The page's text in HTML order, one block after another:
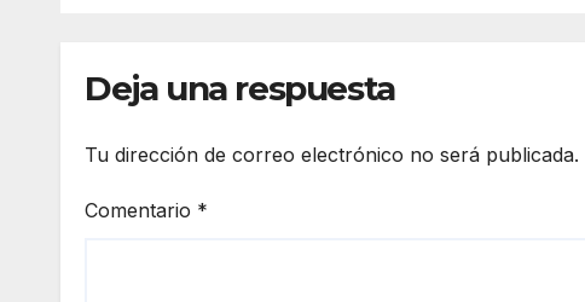
Deja una respuesta
Tu dirección de correo electrónico no será publicada.
Comentario *